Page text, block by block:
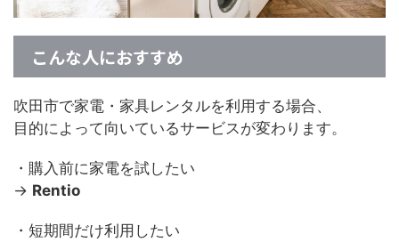
こんな人におすすめ
吹田市で家電・家具レンタルを利用する場合、
目的によって向いているサービスが変わります。
・購入前に家電を試したい
→ Rentio
・短期間だけ利用したい